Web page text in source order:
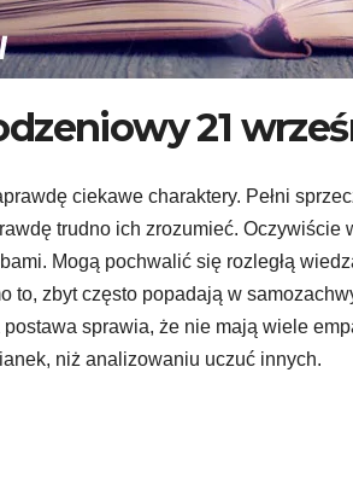
21
ciekawe charaktery. Pełni
trudno ich zrozumieć.
Mogą pochwalić się rozległą
to, zbyt często popadają w
sprawia, że nie mają wiele
niż analizowaniu uczuć innych.